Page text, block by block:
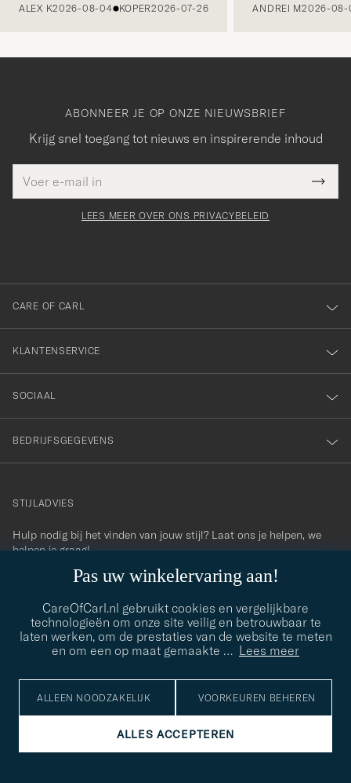
ALEX K2026-08-04 KOPER2026-07-26 ANDREI M2026-08-
Pas uw winkelervaring aan!
CareOfCarl.nl gebruikt cookies en vergelijkbare
technologieën om onze site veilig en betrouwbaar te
laten werken, om de prestaties van de website te meten
en om een op maat gemaakte … Lees meer
ALLEEN NOODZAKELIJK VOORKEUREN BEHEREN
ALLES ACCEPTEREN
ABONNEER JE OP ONZE NIEUWSBRIEF
Krijg snel toegang tot nieuws en inspirerende inhoud
mailadres
veldBedankt
voor
onze
nieuwsbrief!
LEES MEER OVER ONS PRIVACYBELEID
CARE OF CARL
KLANTENSERVICE
SOCIAAL
BEDRIJFSGEGEVENS
contact@careofcarl.com
STIJLADVIES
Hulp nodig bij het vinden van jouw stijl? Laat ons je helpen, we
helpen je graag!
STIJLADVIES
© Care of Carl 2026